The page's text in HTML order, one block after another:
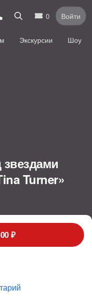
0 Войти
Экскурсии Шоу
Turner»
₽